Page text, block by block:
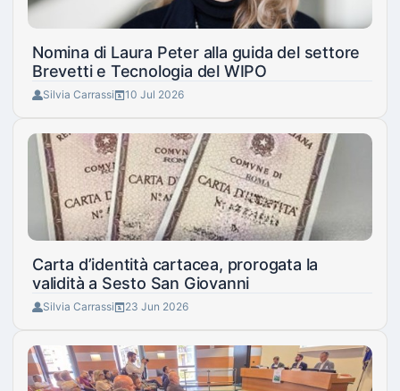
Nomina di Laura Peter alla guida del settore
Brevetti e Tecnologia del WIPO
Silvia Carrassi 10 Jul 2026
Carta d’identità cartacea, prorogata la
validità a Sesto San Giovanni
Silvia Carrassi 23 Jun 2026